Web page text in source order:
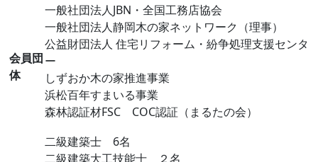
会員団
体
一般社団法人JBN・全国工務店協会
一般社団法人静岡木の家ネットワーク（理事）
公益財団法人 住宅リフォーム・紛争処理支援センタ
ー
しずおか木の家推進事業
浜松百年すまいる事業
森林認証材FSC COC認証（まるたの会）
二級建築士 6名
二級建築大工技能士 ２名